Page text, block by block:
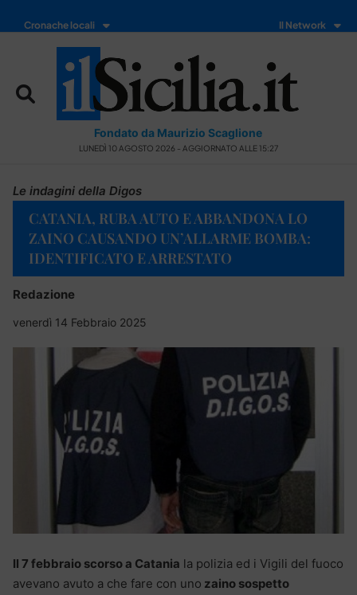
Cronache locali Il Network
Fondato da Maurizio Scaglione
LUNEDÌ 10 AGOSTO 2026 - AGGIORNATO ALLE 15:27
Le indagini della Digos
CATANIA, RUBA AUTO E ABBANDONA LO
ZAINO CAUSANDO UN’ALLARME BOMBA:
IDENTIFICATO E ARRESTATO
Redazione
venerdì 14 Febbraio 2025
Il 7 febbraio scorso a Catania la polizia ed i Vigili del fuoco
avevano avuto a che fare con uno zaino sospetto